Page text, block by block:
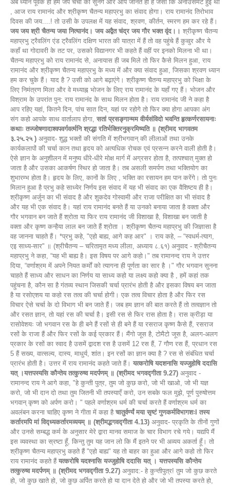
अब ध्यान पूर्वक ही हम जप चर्चा को सुनेंगे और आप जानते ही हैं जैसा कि अनाउंसमेंट हुई थी
, आज राय रामानंद और श्रीकृष्ण चैतन्य महाप्रभु का संवाद होगा। राय रामानंद तिरोभाव
दिवस की जय....! तो उसी के उपलक्ष में यह संवाद, श्रवण, कीर्तन, स्मरण हम कर रहे हैं।
जय जय श्री चैतन्य जया नित्यानंद। जय अद्वैत चंद्र जय गौर भक्त वृंद।। श्रीकृष्ण चैतन्य
महाप्रभु ट्रैवलिंग एंड ट्रैवलिंग दक्षिण भारत की यात्रा में हैं तो वह पहुंचे हैं कुव्वुर और ये
कहाँ था गोदावरी के तट पर, उसको विद्यानगर भी कहते हैं वहीं पर इनको मिलना भी था।
चैतन्य महाप्रभु को राय रामानंद से, अनायास ही जब मिले तो फिर कैसे मिलन हुआ, राय
रामानंद और श्रीकृष्ण चैतन्य महाप्रभु के मध्य में और क्या संवाद हुआ, जिसका श्रवण ध्यान
हम कर चुके हैं। याद है ? उसी को आगे बढ़ाएंगे। श्रीकृष्ण चैतन्य महाप्रभु को भिक्षा के
लिए निमंत्रण मिला और वे मध्याह्न भोजन के लिए राय रामानंद के यहाँ गए हैं। भोजन और
विश्राम के उपरांत पुन: राय रामानंद के साथ मिलन होता है। राय रामानंद जी ने कहा है
आप रहिए यहां, कितने दिन, पांच सात दिन, यहां पर रहोगे तो फिर क्या होगा आपका अंग
संग कहो आपके साथ वार्तालाप होगा, सतां प्रसङ्गान्मम वीर्यसंविदो भवन्ति हृत्कर्णरसायनाः
कथाः तज्जोषणादाश्वपवर्गवर्त्मनि श्रद्धा रतिर्भक्तिरनुक्रमिष्यति ॥ (श्रीमद भागवतम
३.२५.२५ ) अनुवाद- शुद्ध भक्तों की संगति में श्रीभगवान् की लीलाओं तथा उनके
कार्यकलापों की चर्चा कान तथा हृदय को अत्यधिक रोचक एवं प्रसन्न करने वाली होती है।
ऐसे ज्ञान के अनुशीलन में मनुष्य धीरे-धीरे मोक्ष मार्ग में अग्रसर होता है, तत्पश्चात् मुक्त हो
जाता है और उसका आकर्षण स्थिर हो जाता है। तब असली समर्पण तथा भक्तियोग का
शुभारम्भ होता है। हृदय के लिए, कानों के लिए , भक्ति का रसायन हम पान करेंगे। तो पुनः
मिलान हुआ है प्रभु कहे साध्येर निर्णय इस संवाद में यह भी संवाद का एक वैशिष्टय ही है।
श्रीकृष्ण अर्जुन का भी संवाद है और शुकदेव गोस्वामी और राजा परीक्षित का भी संवाद है
और यह भी एक संवाद है। यहां राय रामानंद बनते हैं या उनको बनाया जाता है वक्ता और
गौर भगवान बन जाते हैं श्रोता या फिर राय रामानंद जी विशाखा है, विशाखा बन जाती है
वक्ता और कृष्ण कन्हैया लाल बन जाते हैं श्रोता । श्रीकृष्ण चैतन्य महाप्रभु की जिज्ञासा है
वह जानना चाहते हैं। *प्रभु कहे, "एहो बाह्य, आगे कह आर" । राय कहे, – “स्वधर्म-त्याग,
एइ साध्य-सार" ॥ (श्रीचैतन्य – चरितामृत मध्य लीला, अध्याय ८.६१) अनुवाद - श्रीचैतन्य
महाप्रभु ने कहा, “यह भी बाह्य है। इस विषय पर आगे कहो।" तब रामानन्द राय ने उत्तर
दिया, “वर्णाश्रम में अपने नियत कर्मों को त्यागना ही पूर्णता का सार है ।" गौर भगवान सुनना
चाहते हैं साध्य और साधन का निर्णय या साध्य कहो या लक्ष्य कहो क्या है , हमें कहां तक
पहुंचना है, कौन सा है गंतव्य स्थान जिसकी चर्चा प्रारंभ होती है और इसका विषय बन जाता
है या रसोएशय या कहो रस तत्व की चर्चा होगी। एक तत्व विचार होता है और फिर रस
विचार ऐसे चर्चा के दो विभाग भी बन जाते हैं। जब हम ज्ञान की बात करते हैं तो तत्वज्ञान तो
और रसत ज्ञान, तो यहां रस की चर्चा है। इसी रस से फिर रास होता है। रास क्रीड़ा या
रासोवेशयः जो भगवान रस के ही बने हैं रसों से ही बने हैं या रसराज कृष्ण कैसे हैं, रसराज
रसों के राजा हैं और फिर रसों के कई प्रकार हैं। मैंगो जूस है, टोमैटो जूस है, अलग-अलग
प्रकार के रसों का स्वाद है उसमें द्वादश रस है उसमें 12 रस हैं, 7 गौण रस हैं, प्रधान रस
5 हैं सख्य, वात्सल्य, दास्य, माधुर्य, शांत। इन रसों का ज्ञान क्या है ? रस से संबंधित चर्चा
प्रारंभ होती है। उत्तर में राय रामानंद कहते जाते हैं। यत्करोषि यदशनासि यज्ज‍ुहोषि ददासि
यत् ।यत्तपस्यसि कौन्तेय तत्कुरुष्व मदर्पणम् ॥ (श्रीमद भगवद्गीता 9.27) अनुवाद -
रामानन्द राय ने आगे कहा, "हे कुन्ती पुत्र, तुम जो कुछ करो, जो भी खाओ, जो भी यज्ञ
करो, जो भी दान दो तथा तुम जितनी भी तपस्याएँ करो, उन सबके फल मुझे, पूर्ण पुरुषोत्तम
भगवान् कृष्ण को अर्पण करो। " पहले वर्णाश्रम धर्म की चर्चा करते हैं वर्णाश्रम धर्म का
अवलंबन करना चाहिए कृष्ण ने गीता में कहा है चातुर्वर्ण्यं मया सृष्टं गुणकर्मविभागशःI तस्य
कर्तारमपि मां विद्ध्यकर्तारमव्ययम् ॥ (श्रीमद्भगवद्गीता 4.13) अनुवाद- प्रकृति के तीनों गुणों
और उनसे सम्बद्ध कर्म के अनुसार मेरे द्वारा मानव समाज के चार विभाग रचे गये। यद्यपि मैं
इस व्यवस्था का स्रष्टा हूँ, किन्तु तुम यह जान लो कि मैं इतने पर भी अव्यय अकर्ता हूँ। तो
श्रीकृष्ण चैतन्य महाप्रभु कहते हैं "एहो बाह्य" यह तो बाहर का हुआ और आगे कहो तो फिर
राय रामानंद कहते हैं यत्करोषि यदश्न‍ासि यज्ज‍ुहोषि ददासि यत् । यत्तपस्यसि कौन्तेय
तत्कुरुष्व मदर्पणम् ॥ (श्रीमद भगवद्गीता 9.27) अनुवाद:- हे कुन्तीपुत्र! तुम जो कुछ करते
हो, जो कुछ खाते हो, जो कुछ अर्पित करते हो या दान देते हो और जो भी तपस्या करते हो,